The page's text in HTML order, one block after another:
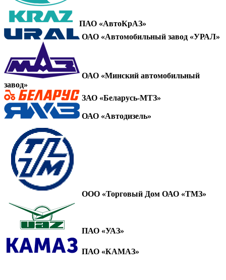
ПАО «АвтоКрАЗ»
ОАО «Автомобильный завод «УРАЛ»
ОАО «Минский автомобильный
завод»
ЗАО «Беларусь-МТЗ»
ОАО «Автодизель»
ООО «Торговый Дом ОАО «ТМЗ»
ПАО «УАЗ»
ПАО «КАМАЗ»